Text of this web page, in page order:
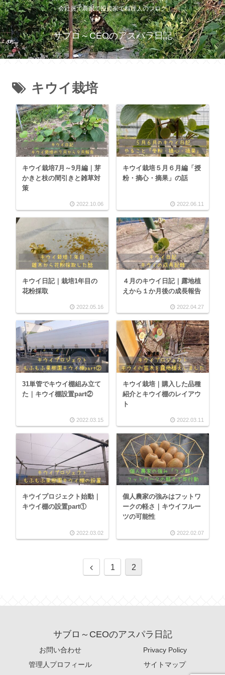
会社員で農家で投資家で料理人のブログ
サブロ～CEOのアスパラ日記
キウイ栽培
キウイ栽培7月～9月編｜芽
かきと枝の間引きと雑草対
策
2022.10.06
キウイ栽培５月６月編「授
粉・摘心・摘果」の話
2022.06.11
キウイ日記｜栽培1年目の
花粉採取
2022.05.16
４月のキウイ日記｜露地植
えから１か月後の成長報告
2022.04.27
31単管でキウイ棚組み立て
た｜キウイ棚設置part②
2022.03.15
キウイ栽培｜購入した品種
紹介とキウイ棚のレイアウ
ト
2022.03.11
キウイプロジェクト始動｜
キウイ棚の設置part①
2022.03.02
個人農家の強みはフットワ
ークの軽さ｜キウイフルー
ツの可能性
2022.02.07
1 2
サブロ～CEOのアスパラ日記
お問い合わせ
Privacy Policy
管理人プロフィール
サイトマップ